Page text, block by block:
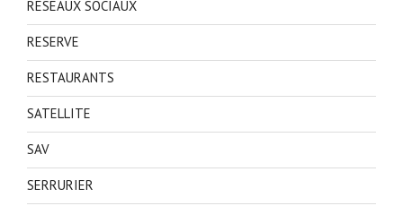
RESEAUX SOCIAUX
RESERVE
RESTAURANTS
SATELLITE
SAV
SERRURIER